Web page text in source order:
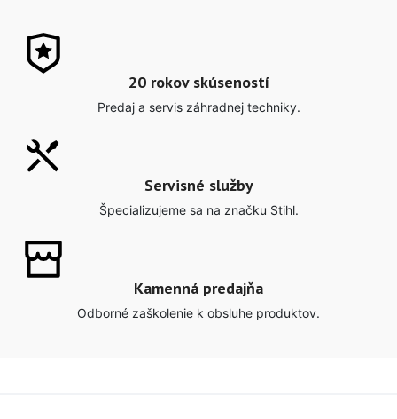
20 rokov skúseností
Predaj a servis záhradnej techniky.
Servisné služby
Špecializujeme sa na značku Stihl.
Kamenná predajňa
Odborné zaškolenie k obsluhe produktov.